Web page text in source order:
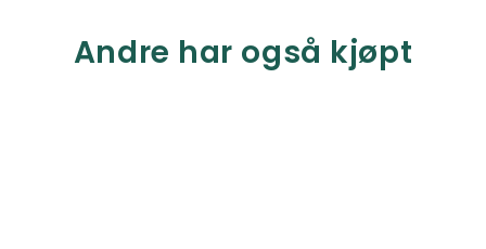
Andre har også kjøpt